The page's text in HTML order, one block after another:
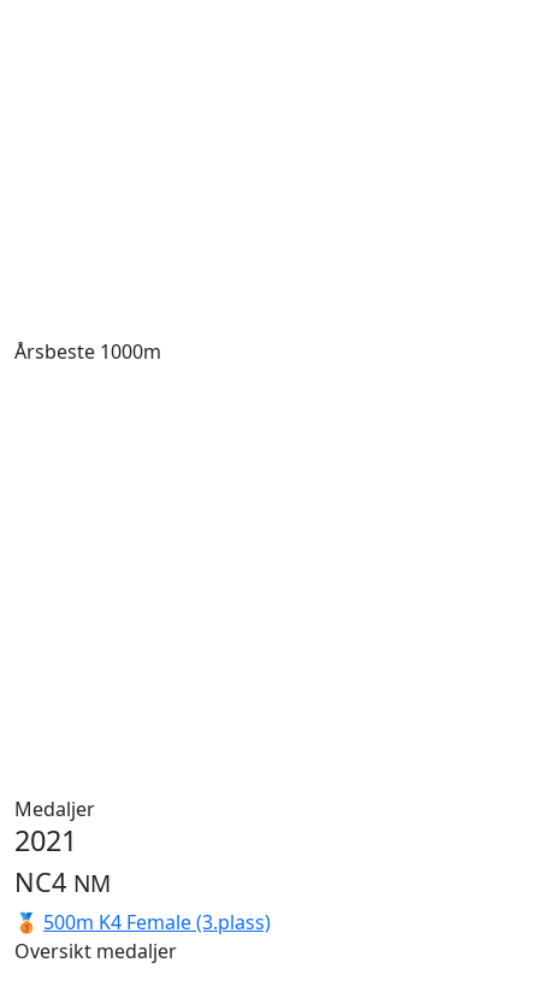
Årsbeste 1000m
Medaljer
2021
NC4 NM
🥉 500m K4 Female (3.plass)
Oversikt medaljer